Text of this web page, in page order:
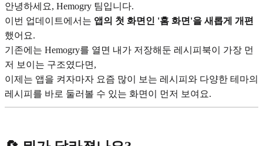
안녕하세요, Hemogry 팀입니다.
이번 업데이트에서는 앱의 첫 화면인 '홈 화면'을 새롭게 개편
했어요.
기존에는 Hemogry를 열면 내가 저장해둔 레시피북이 가장 먼
저 보이는 구조였다면,
이제는 앱을 켜자마자 요즘 많이 보는 레시피와 다양한 테마의
레시피를 바로 둘러볼 수 있는 화면이 먼저 보여요.